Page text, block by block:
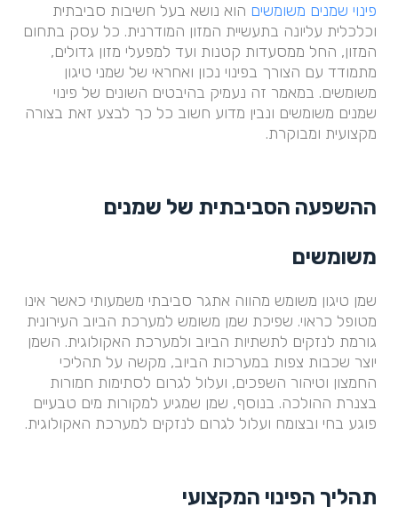
פינוי שמנים משומשים הוא נושא בעל חשיבות סביבתית
וכלכלית עליונה בתעשיית המזון המודרנית. כל עסק בתחום
המזון, החל ממסעדות קטנות ועד למפעלי מזון גדולים,
מתמודד עם הצורך בפינוי נכון ואחראי של שמני טיגון
משומשים. במאמר זה נעמיק בהיבטים השונים של פינוי
שמנים משומשים ונבין מדוע חשוב כל כך לבצע זאת בצורה
מקצועית ומבוקרת.
ההשפעה הסביבתית של שמנים
משומשים
שמן טיגון משומש מהווה אתגר סביבתי משמעותי כאשר אינו
מטופל כראוי. שפיכת שמן משומש למערכת הביוב העירונית
גורמת לנזקים לתשתיות הביוב ולמערכת האקולוגית. השמן
יוצר שכבות צפות במערכות הביוב, מקשה על תהליכי
החמצון וטיהור השפכים, ועלול לגרום לסתימות חמורות
בצנרת ההולכה. בנוסף, שמן שמגיע למקורות מים טבעיים
פוגע בחי ובצומח ועלול לגרום לנזקים למערכת האקולוגית.
תהליך הפינוי המקצועי